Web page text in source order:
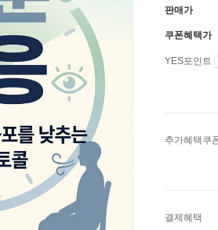
판매가
쿠폰혜택가
YES포인트
추가혜택쿠
결제혜택